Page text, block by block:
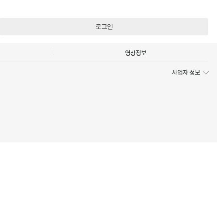
로그인
영상정보
사업자 정보